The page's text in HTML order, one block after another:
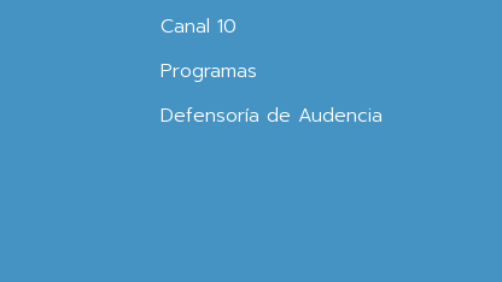
Canal 10
Programas
Defensoría de Audencia